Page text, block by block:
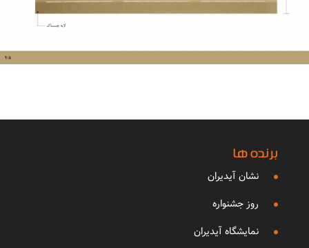
برنده ها
نشان آیدیران
روز جشنواره
نمایشگاه آیدیران